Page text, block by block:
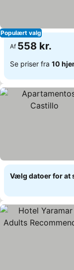
Populært valg
Af 558 kr.
Se priser fra 10
Vælg datoer for at